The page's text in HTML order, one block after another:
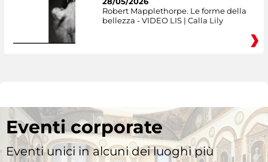
Robert Mapplethorpe. Le forme della
bellezza - VIDEO LIS | Calla Lily
Eventi corporate
Eventi unici in alcuni dei luoghi più